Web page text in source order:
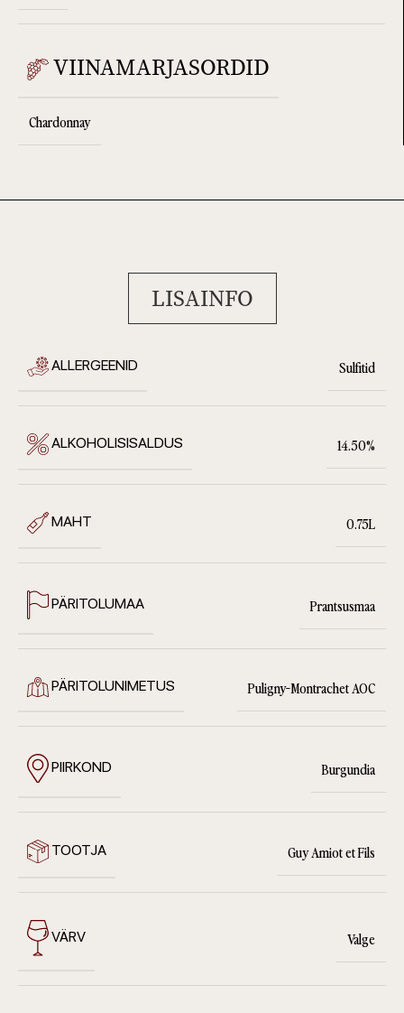
VIINAMARJASORDID
Chardonnay
LISAINFO
ALLERGEENID Sulfitid
ALKOHOLISISALDUS 14.50%
MAHT 0.75L
PÄRITOLUMAA Prantsusmaa
PÄRITOLUNIMETUS Puligny-Montrachet AOC
PIIRKOND Burgundia
TOOTJA Guy Amiot et Fils
VÄRV Valge